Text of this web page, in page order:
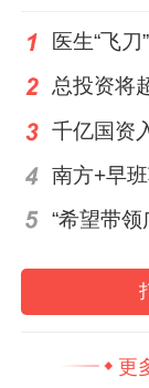
十五运会
的聚光灯
的球场、
的普通人
雄”，加冕
【文化中
医生“飞
更